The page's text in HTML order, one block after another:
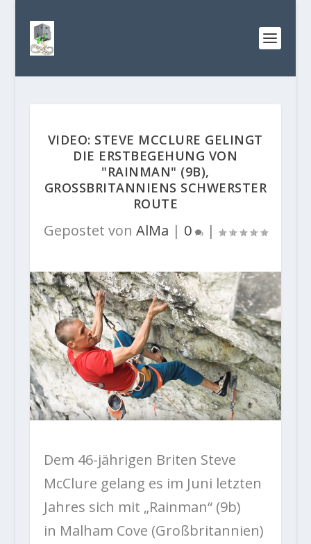
VIDEO: STEVE MCCLURE GELINGT
DIE ERSTBEGEHUNG VON
"RAINMAN" (9B),
GROSSBRITANNIENS SCHWERSTER R
OUTE
Gepostet von AlMa | 0 |
Dem 46-jährigen Briten Steve
McClure gelang es im Juni letzten
Jahres sich mit „Rainman“ (9b)
in Malham Cove (Großbritannien)